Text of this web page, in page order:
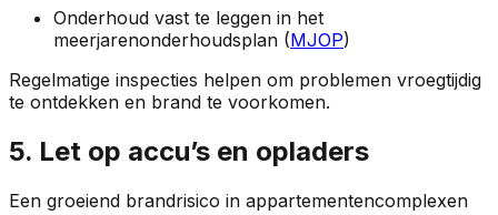
Onderhoud vast te leggen in het
meerjarenonderhoudsplan (MJOP)
Regelmatige inspecties helpen om problemen vroegtijdig
te ontdekken en brand te voorkomen.
5. Let op accu’s en opladers
Een groeiend brandrisico in appartementencomplexen